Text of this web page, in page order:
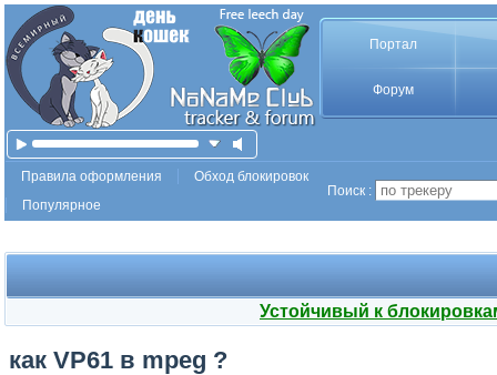
Портал
Форум
Правила оформления
Обход блокировок
Популярное
Поиск :
Устойчивый к
как VP61 в mpeg ?